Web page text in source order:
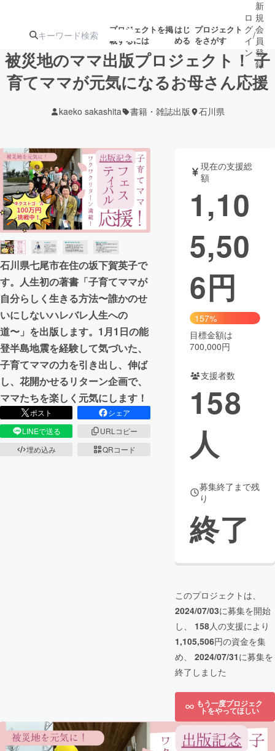
プロジェクトを掲
載するには
はじ
める
プロジェクト
をさがす
ターン
注目の新着プロ
ジェクト
募集終了が近いプ
ロジェクト
されます
アート・写真 音楽
テクノロジー・ガジェット ゲーム・サ
映像・映画
ビジネス・起業
まちづくり・地域活性化
CAMPFIRE for Social Good
CAMPFIRE Creation
CAMPFIREふるさと納税
コミュニティ
ロ
グ
イ
ン
/
新
規
会
員
登
録
被災地のママ出版プロジェクト！ 子
育てママが元気になるお母さん応援
kaeko sakashita 書籍・雑誌出版 石川県
石川県七尾市在住の坂下賀英子で
す。人生初の著書「子育てママが
自分らしく生きる方法〜誰かのせ
いにしないハレバレ人生への
道〜」を出版します。1月1日の能
登半島地震を経験して気づいた、
子育てママの力を引き出し、伸ば
し、花開かせるリターン企画で、
ママたちを楽しく元気にします！
ポスト
シェア
LINEで送る
URLコピー
埋め込み
QRコード
現在の支援総
額
1,10
5,50
6円
157%
目標金額は
700,000円
支援者数
158
人
募集終了まで残
り
終了
このプロジェクトは、
2024/07/03に募集を開始
し、 158人の支援により
1,105,506円の資金を集
め、 2024/07/31に募集を
終了しました
もう一度プロジェク
トをやってほしい